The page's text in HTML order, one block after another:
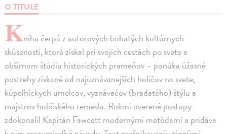
O TITULE
Kniha čerpá z autorových bohatých kultúrnych
skúseností, ktoré získal pri svojich cestách po svete a
obšírnom štúdiu historických prameňov – ponúka úžasné
postrehy získané od najuznávanejších holičov na svete,
kúpeľníckych umelcov, vyznávačov (bradatého) štýlu a
majstrov holičského remesla. Rokmi overené postupy
zdokonalil Kapitán Fawcett modernými metódami a pridáva